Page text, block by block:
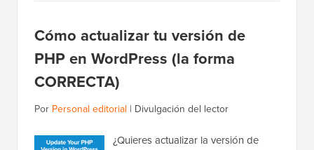
Cómo actualizar tu versión de
PHP en WordPress (la forma
CORRECTA)
Por Personal editorial | Divulgación del lector
¿Quieres actualizar la versión de